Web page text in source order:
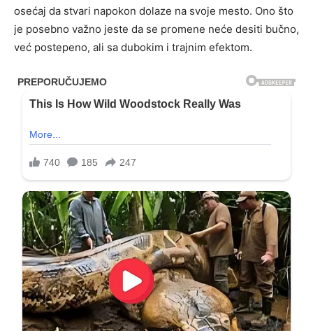
osećaj da stvari napokon dolaze na svoje mesto. Ono što
je posebno važno jeste da se promene neće desiti bučno,
već postepeno, ali sa dubokim i trajnim efektom.